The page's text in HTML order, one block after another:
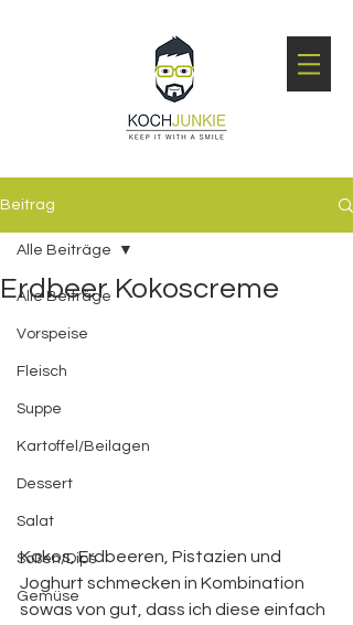
Beitrag
Alle Beiträge
Vorspeise
Fleisch
Suppe
Kartoffel/Beilagen
Dessert
Salat
Soßen/Dips
Gemüse
Alle Beiträge
Erdbeer Kokoscreme
Kokos, Erdbeeren, Pistazien und
Joghurt schmecken in Kombination
sowas von gut, dass ich diese einfach